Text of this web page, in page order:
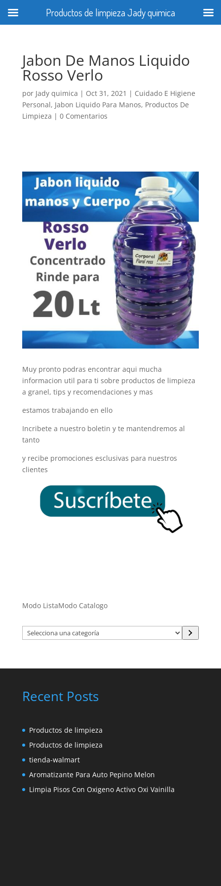
Jabon De Manos Liquido
Rosso Verlo
por Jady quimica | Oct 31, 2021 | Cuidado E Higiene
Personal, Jabon Liquido Para Manos, Productos De
Limpieza | 0 Comentarios
Muy pronto podras encontrar aqui mucha
informacion util para ti sobre productos de limpieza
a granel, tips y recomendaciones y mas
estamos trabajando en ello
Incribete a nuestro boletin y te mantendremos al
tanto
y recibe promociones esclusivas para nuestros
clientes
Modo ListaModo Catalogo
Selecciona
una
Recent Posts
Productos de limpieza
Productos de limpieza
tienda-walmart
Aromatizante Para Auto Pepino Melon
Limpia Pisos Con Oxigeno Activo Oxi Vainilla
Productos de limpieza Jady quimica